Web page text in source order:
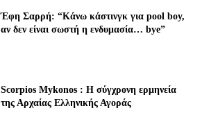
Έφη Σαρρή: “Κάνω κάστινγκ για pool boy,
αν δεν είναι σωστή η ενδυμασία… bye”
Scorpios Mykonos : Η σύγχρονη ερμηνεία
της Αρχαίας Ελληνικής Αγοράς